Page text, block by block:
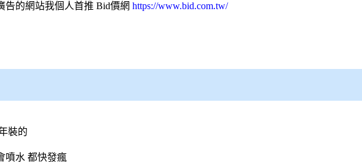
告的網站我個人首推 Bid價網 https://www.bid.com.tw/
裝的
噴水 都快發瘋